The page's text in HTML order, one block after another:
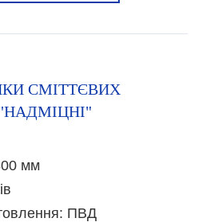
СМІТТЄВИХ
мм
ПВД